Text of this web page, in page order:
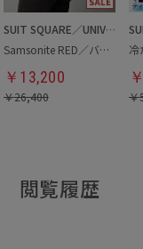
SUIT SQUARE／UNIVERSAL LANGUAGE
Samsonite RED／バックパック
￥ 13,200
￥26,400
￥
￥
閲覧履歴